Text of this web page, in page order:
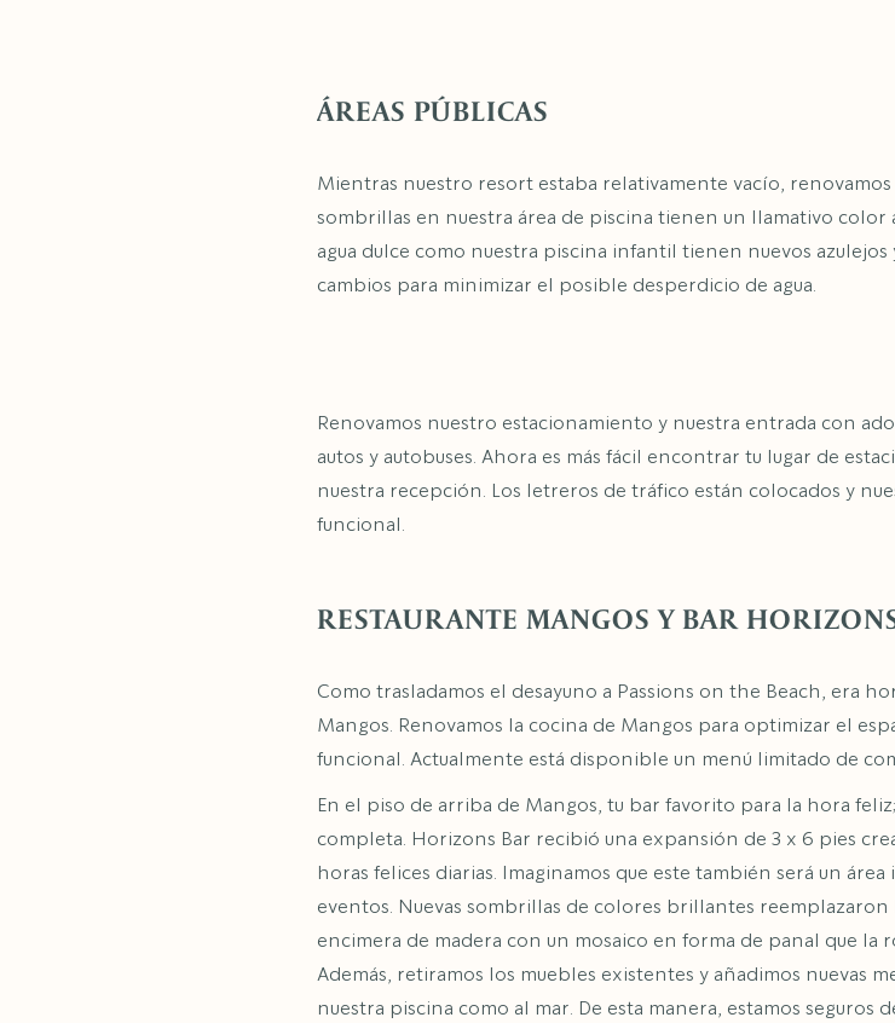
ÁREAS PÚBLICAS
Mientras nuestro resort estaba relativamente vacío, renovamos
sombrillas en nuestra área de piscina tienen un llamativo
agua dulce como nuestra piscina infantil tienen nuevos
cambios para minimizar el posible desperdicio de agua.
Renovamos nuestro estacionamiento y nuestra entrada con
autos y autobuses. Ahora es más fácil encontrar tu lugar de
nuestra recepción. Los letreros de tráfico están colocados y
funcional.
RESTAURANTE MANGOS Y BAR
Como trasladamos el desayuno a Passions on the Beach, era
Mangos. Renovamos la cocina de Mangos para optimizar el
funcional. Actualmente está disponible un menú limitado de
En el piso de arriba de Mangos, tu bar favorito para la hora feliz;
completa. Horizons Bar recibió una expansión de 3 x 6 pies
horas felices diarias. Imaginamos que este también será un
eventos. Nuevas sombrillas de colores brillantes
encimera de madera con un mosaico en forma de panal que la
Además, retiramos los muebles existentes y añadimos nuevas
nuestra piscina como al mar. De esta manera, estamos seguros